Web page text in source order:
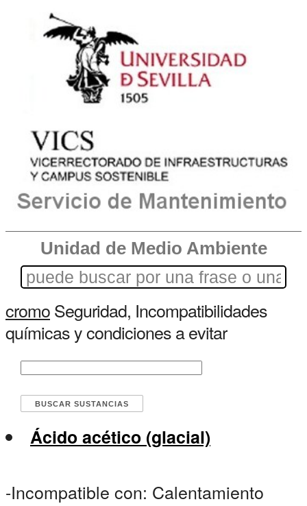
Unidad de Medio Ambiente
cromoSeguridad, Incompatibilidades
químicas y condiciones a evitar
Ácido acético (glacial)
-Incompatible con: Calentamiento